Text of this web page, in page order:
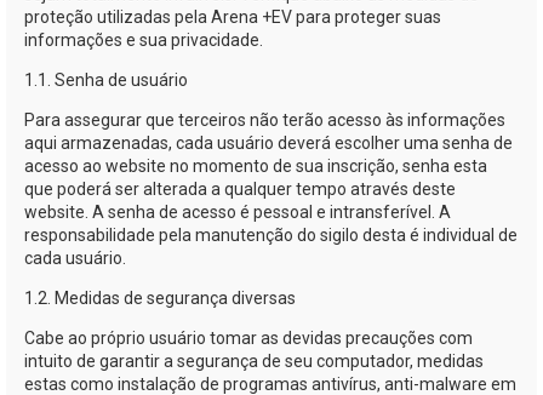
proteção utilizadas pela Arena +EVpara proteger suas
informações e sua privacidade.
1.1. Senha de usuário
Para assegurar que terceiros não terão acesso às informações
aqui armazenadas, cada usuário deverá escolher uma senha de
acesso ao website no momento de sua inscrição, senha esta
que poderá ser alterada a qualquer tempo através deste
website. A senha de acesso é pessoal e intransferível. A
responsabilidade pela manutenção do sigilo desta é individual de
cada usuário.
1.2. Medidas de segurança diversas
Cabe ao próprio usuário tomar as devidas precauções com
intuito de garantir a segurança de seu computador, medidas
estas como instalação de programas antivírus, anti-malware em